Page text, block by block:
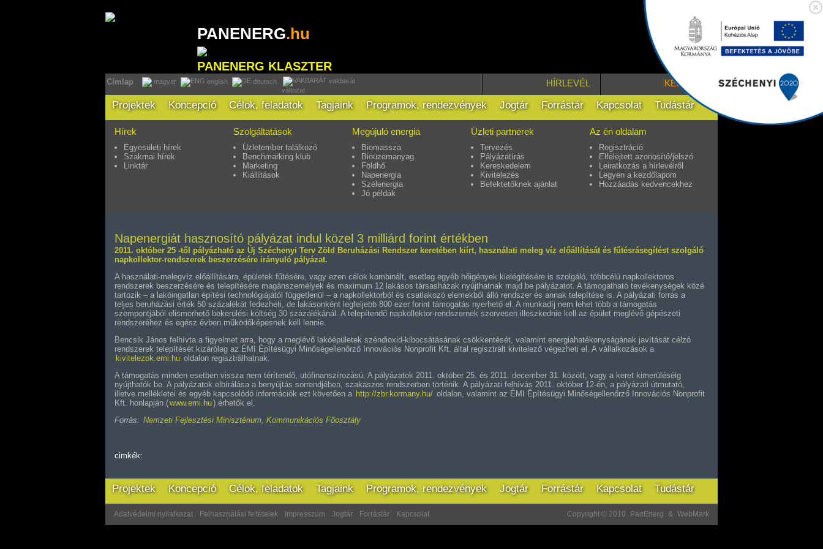
PANENERG.hu
PANENERG KLASZTER
Címlap magyar english deutsch
vakbarát
változat
KERESÉS
HÍRLEVÉL
Projektek Koncepció Célok, feladatok Tagjaink Programok, rendezvények Jogtár Forrástár Kapcsolat Tudástár
Hírek
Egyesületi hírek
Szakmai hírek
Linktár
Szolgáltatások
Üzletember találkozó
Benchmarking klub
Marketing
Kiállítások
Megújuló energia
Biomassza
Bioüzemanyag
Földhő
Napenergia
Szélenergia
Jó példák
Üzleti partnerek
Tervezés
Pályázatírás
Kereskedelem
Kivitelezés
Befektetőknek ajánlat
Az én oldalam
Regisztráció
Elfelejtett azonosító/jelszó
Leiratkozás a hírlevélről
Legyen a kezdőlapom
Hozzáadás kedvencekhez
Napenergiát hasznosító pályázat indul közel 3 milliárd forint értékben
2011. október 25 -től pályázható az Új Széchenyi Terv Zöld Beruházási Rendszer keretében kiírt, használati meleg víz előállítását és fűtésrásegítést szolgáló
napkollektor-rendszerek beszerzésére irányuló pályázat.
A használati-melegvíz előállítására, épületek fűtésére, vagy ezen célok kombinált, esetleg egyéb hőigények kielégítésére is szolgáló, többcélú napkollektoros
rendszerek beszerzésére és telepítésére magánszemélyek és maximum 12 lakásos társasházak nyújthatnak majd be pályázatot. A támogatható tevékenységek közé
tartozik – a lakóingatlan építési technológiájától függetlenül – a napkollektorból és csatlakozó elemekből álló rendszer és annak telepítése is. A pályázati forrás a
teljes beruházási érték 50 százalékát fedezheti, de lakásonként legfeljebb 800 ezer forint támogatás nyerhető el. A munkadíj nem lehet több a támogatás
szempontjából elismerhető bekerülési költség 30 százalékánál. A telepítendő napkollektor-rendszernek szervesen illeszkednie kell az épület meglévő gépészeti
rendszeréhez és egész évben működőképesnek kell lennie.
Bencsik János felhívta a figyelmet arra, hogy a meglévő lakóépületek széndioxid-kibocsátásának csökkentését, valamint energiahatékonyságának javítását célzó
rendszerek telepítését kizárólag az ÉMI Építésügyi Minőségellenőrző Innovációs Nonprofit Kft. által regisztrált kivitelező végezheti el. A vállalkozások a
kivitelezok.emi.hu oldalon regisztrálhatnak.
A támogatás minden esetben vissza nem térítendő, utófinanszírozású. A pályázatok 2011. október 25. és 2011. december 31. között, vagy a keret kimerüléséig
nyújthatók be. A pályázatok elbírálása a benyújtás sorrendjében, szakaszos rendszerben történik. A pályázati felhívás 2011. október 12-én, a pályázati útmutató,
illetve mellékletei és egyéb kapcsolódó információk ezt követően a http://zbr.kormany.hu/ oldalon, valamint az ÉMI Építésügyi Minőségellenőrző Innovációs Nonprofit
Kft. honlapján (www.emi.hu) érhetők el.
Forrás: Nemzeti Fejlesztési Minisztérium, Kommunikációs Főosztály
cimkék:
Projektek Koncepció Célok, feladatok Tagjaink Programok, rendezvények Jogtár Forrástár Kapcsolat Tudástár
Adatvédelmi nyilatkozat Felhasználási feltételek Impresszum Jogtár Forrástár Kapcsolat Copyright © 2010 PanEnerg & WebMark